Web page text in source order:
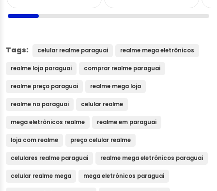
Tags: celular realme paraguai realme mega eletrônicos
realme loja paraguai comprar realme paraguai
realme preço paraguai realme mega loja
realme no paraguai celular realme
mega eletrônicos realme realme em paraguai
loja com realme preço celular realme
celulares realme paraguai realme mega eletrônicos paraguai
celular realme mega mega eletrônicos paraguai